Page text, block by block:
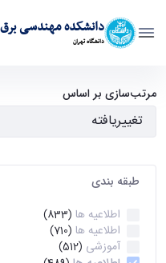
دانشکده مهندسی برق
دانشگاه تهران
کامپیوتر
مرتب‌سازی بر اساس
طبقه بندی
اطلاعیه ها (833)
اطلاعیه ها (710)
آموزشی (512)